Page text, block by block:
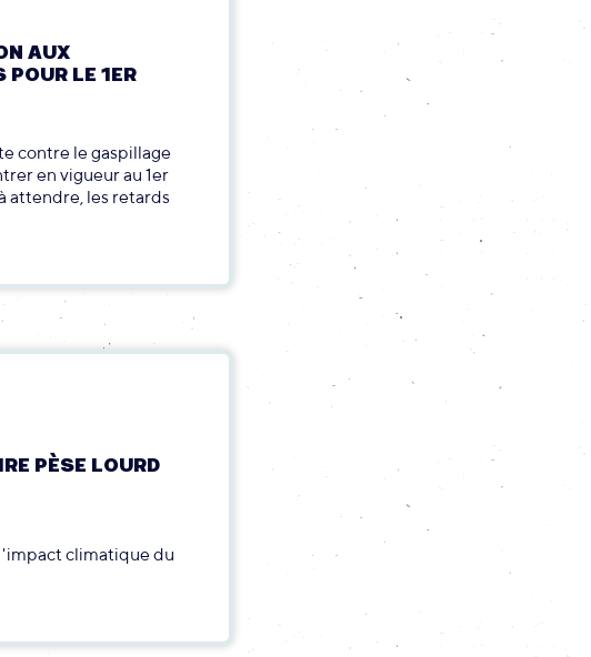
AUX
LE 1ER
contre le gaspillage
en vigueur au 1er
attendre, les retards
PÈSE LOURD
climatique du